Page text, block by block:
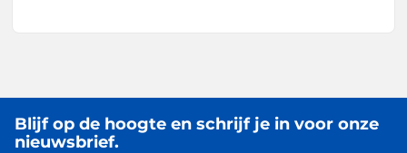
Blijf op de hoogte en schrijf je in voor onze
nieuwsbrief.